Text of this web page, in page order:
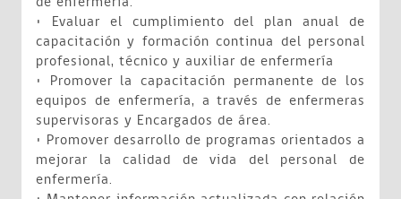
• Evaluar el cumplimiento del plan anual de
capacitación y formación continua del personal
profesional, técnico y auxiliar de enfermería
• Promover la capacitación permanente de los
equipos de enfermería, a través de enfermeras
supervisoras y Encargados de área.
• Promover desarrollo de programas orientados a
mejorar la calidad de vida del personal de
enfermería.